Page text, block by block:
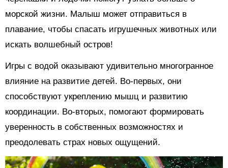
морской жизни. Малыш может отправиться в
плавание, чтобы спасать игрушечных животных или
искать волшебный остров!
Игры с водой оказывают удивительно многогранное
влияние на развитие детей. Во-первых, они
способствуют укреплению мышц и развитию
координации. Во-вторых, помогают формировать
уверенность в собственных возможностях и
преодолевать страх новых ощущений.